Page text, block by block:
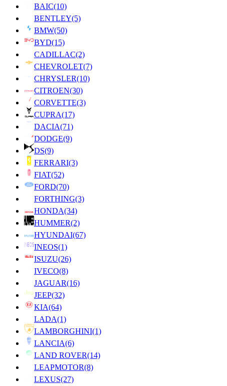
BAIC(10)
BENTLEY(5)
BMW(50)
BYD(15)
CADILLAC(2)
CHEVROLET(7)
CHRYSLER(10)
CITROEN(30)
CORVETTE(3)
CUPRA(17)
DACIA(71)
DODGE(9)
DS(9)
FERRARI(3)
FIAT(52)
FORD(70)
FORTHING(3)
HONDA(34)
HUMMER(2)
HYUNDAI(67)
INEOS(1)
ISUZU(26)
IVECO(8)
JAGUAR(16)
JEEP(32)
KIA(64)
LADA(1)
LAMBORGHINI(1)
LANCIA(6)
LAND ROVER(14)
LEAPMOTOR(8)
LEXUS(27)